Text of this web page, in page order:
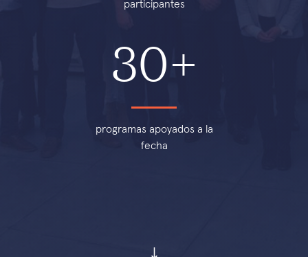
participantes
30+
programas apoyados a la
fecha